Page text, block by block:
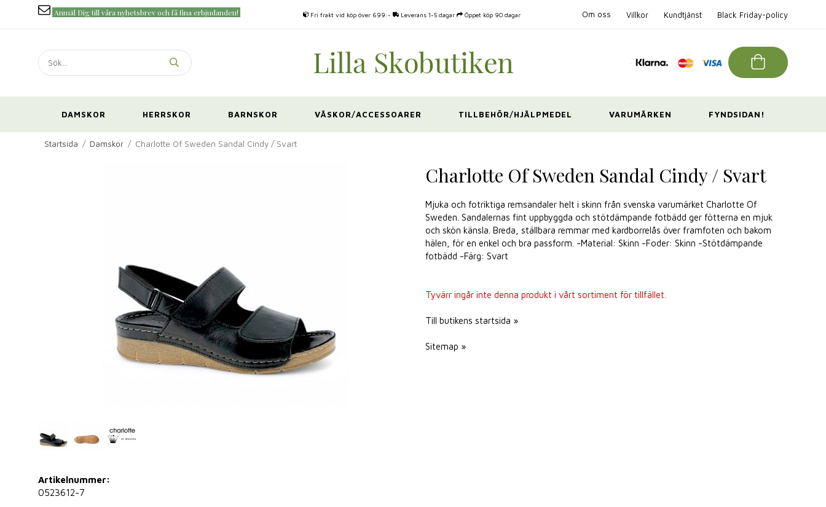
Anmäl Dig till våra nyhetsbrev och få fina erbjudanden! Fri frakt vid köp över 699:- Leverans 1-5 dagar Öppet köp 90 dagar Om oss Villkor Kundtjänst Black Friday-policy
DAMSKOR HERRSKOR BARNSKOR VÄSKOR/ACCESSOARER TILLBEHÖR/HJÄLPMEDEL VARUMÄRKEN FYNDSIDAN!
Startsida / Damskor / Charlotte Of Sweden Sandal Cindy / Svart
Charlotte Of Sweden Sandal Cindy / Svart
Mjuka och fotriktiga remsandaler helt i skinn från svenska varumärket Charlotte Of
Sweden. Sandalernas fint uppbyggda och stötdämpande fotbädd ger fötterna en mjuk
och skön känsla. Breda, ställbara remmar med kardborrelås över framfoten och bakom
hälen, för en enkel och bra passform. -Material: Skinn -Foder: Skinn -Stötdämpande
fotbädd -Färg: Svart
Tyvärr ingår inte denna produkt i vårt sortiment för tillfället.
Till butikens startsida »
Sitemap »
Artikelnummer:
0523612-7